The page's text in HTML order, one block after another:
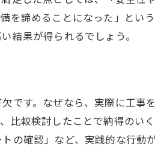
住環境に与える影響とは
る快適な暮らしの秘訣
から得る設計アイデア
する外構工事の工夫ポイント
かる後悔しない選択法
を諦めることになった」とい
結果が得られるでしょう。
です。なぜなら、実際に工事
比較検討したことで納得のい
の確認」など、実践的な行動
ご相談ください
ご相談ください